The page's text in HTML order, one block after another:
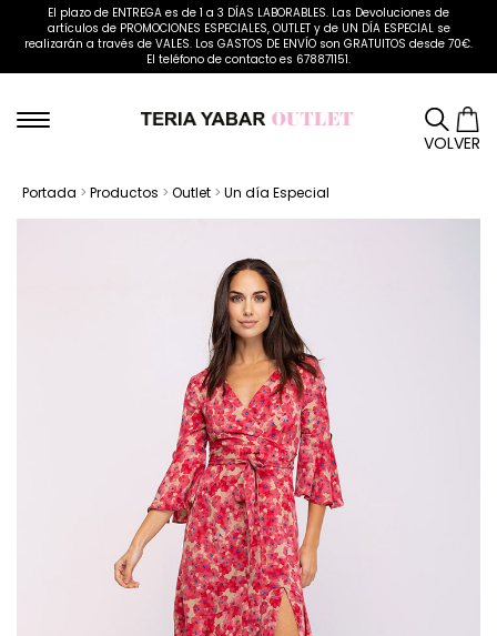
El plazo de ENTREGA es de 1 a 3 DÍAS LABORABLES. Las Devoluciones de
artículos de PROMOCIONES ESPECIALES, OUTLET y de UN DÍA ESPECIAL se
realizarán a través de VALES. Los GASTOS DE ENVÍO son GRATUITOS desde 70€.
El teléfono de contacto es 678871151.
VOLVER
Portada > Productos > Outlet > Un día Especial